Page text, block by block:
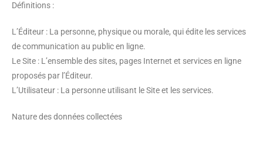
Définitions :
L’Éditeur : La personne, physique ou morale, qui édite les services
de communication au public en ligne.
Le Site : L’ensemble des sites, pages Internet et services en ligne
proposés par l’Éditeur.
L’Utilisateur : La personne utilisant le Site et les services.
Nature des données collectées